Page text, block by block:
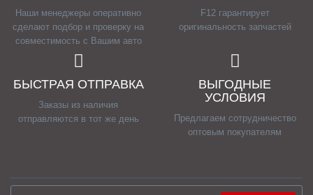
Наши менеджеры оперативно
сделают подбор и проверку на
совместимость с Вашим авто
F12 гарантирует
оригинальность запчастей
БЫСТРАЯ ОТПРАВКА
Заказы из наличия
отправляются в тот же день
ВЫГОДНЫЕ
УСЛОВИЯ
Предлагаем сотрудничество
оптовым покупателям